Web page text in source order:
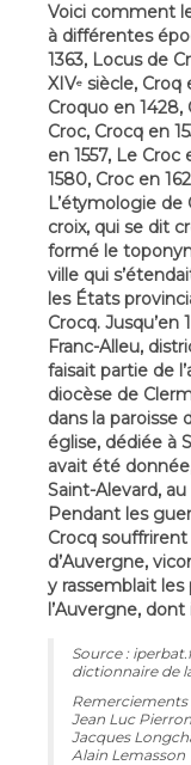
Voici comment
à différentes
1363, Locus de
XIVe siècle, Croq
Croquo en 1428,
Croc, Crocq en
en 1557, Le Croc
1580, Croc en
L’étymologie
croix, qui se dit
formé le
ville qui
les États
Crocq.
Franc-Alleu,
faisait partie de
diocèse de
dans la paroisse
église, dédiée à
avait été
Saint-Alevard,
Pendant les
Crocq
d’Auvergne,
y rassemblait
l’Auvergne,
Source :
dictionnaire de
Remerciements
Jean Luc Pierron
Jacques
Alain Lemasson